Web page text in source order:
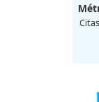
Citas